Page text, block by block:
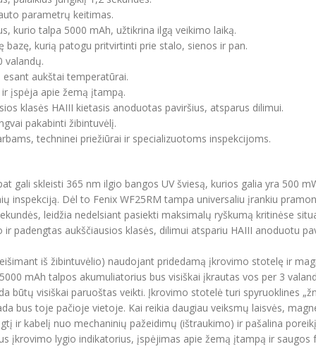
parametrų keitimas.
kurio talpa 5000 mAh, užtikrina ilgą veikimo laiką.
kurią patogu pritvirtinti prie stalo, sienos ir pan.
valandų.
aukštai temperatūrai.
įspėja apie žemą įtampą.
klasės HAIII kietasis anoduotas paviršius, atsparus dilimui.
pakabinti žibintuvėlį.
techninei priežiūrai ir specializuotoms inspekcijoms.
gali skleisti 365 nm ilgio bangos UV šviesą, kurios galia yra 500
inspekciją. Dėl to Fenix WF25RM tampa universaliu įrankiu
leidžia nedelsiant pasiekti maksimalų ryškumą kritinėse
padengtas aukščiausios klasės, dilimui atspariu HAIII anoduotu
iš žibintuvėlio) naudojant pridedamą įkrovimo stotelę ir
mAh talpos akumuliatorius bus visiškai įkrautas vos per 3
būtų visiškai paruoštas veikti. Įkrovimo stotelė turi spyruoklines
bus toje pačioje vietoje. Kai reikia daugiau veiksmų laisvės,
ir kabelį nuo mechaninių pažeidimų (ištraukimo) ir pašalina
įkrovimo lygio indikatorius, įspėjimas apie žemą įtampą ir